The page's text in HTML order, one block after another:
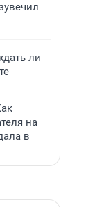
ли
на
в